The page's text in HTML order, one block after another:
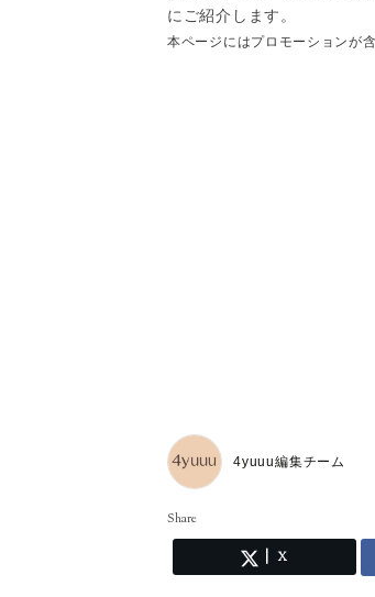
にご紹介します。
本ページにはプロモーションが
4yuuu編集チーム
Share
X